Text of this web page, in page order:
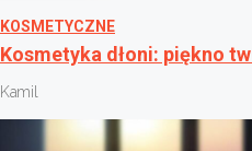
KOSMETYCZNE
Kosmetyka dłoni: piękno
Kamil